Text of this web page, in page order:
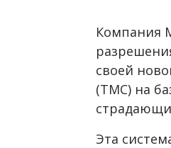
Компания
своей
(ТМС) на
Эта